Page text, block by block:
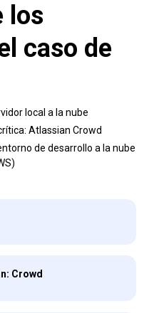
los
caso de
local a la nube
Atlassian Crowd
de desarrollo a la nube
Crowd